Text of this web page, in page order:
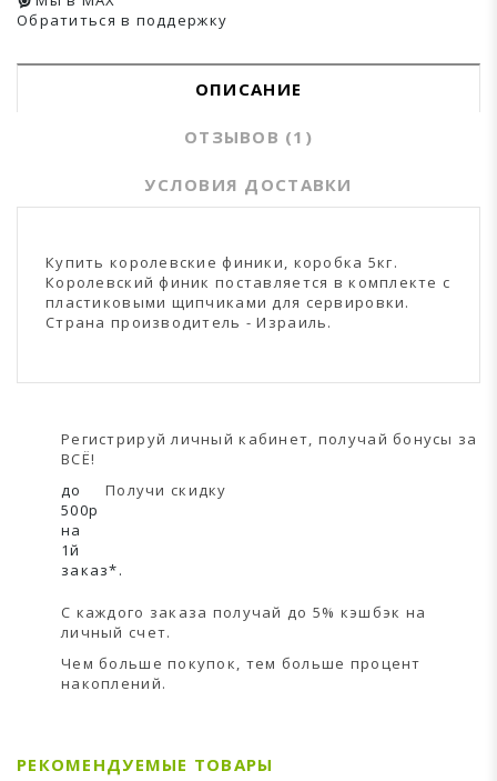
Обратиться в поддержку
ОПИСАНИЕ
ОТЗЫВОВ (1)
УСЛОВИЯ ДОСТАВКИ
Купить королевские финики, коробка 5кг.
Королевский финик поставляется в комплекте с
пластиковыми щипчиками для сервировки.
Страна производитель - Израиль.
Регистрируй личный кабинет, получай бонусы за
ВСЁ!
Получи скидку
до
500р
на
1й
заказ*.
С каждого заказа получай до 5% кэшбэк на
личный счет.
Чем больше покупок, тем больше процент
накоплений.
РЕКОМЕНДУЕМЫЕ ТОВАРЫ